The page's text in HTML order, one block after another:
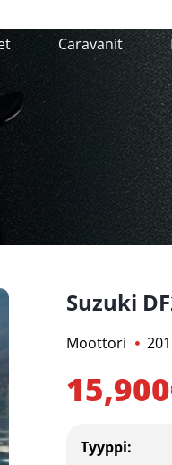
Caravanit
Suzuki
Moottori
Tyyppi: